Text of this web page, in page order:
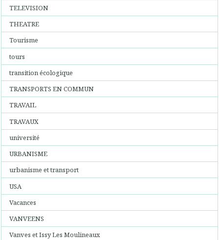
TELEVISION
THEATRE
Tourisme
tours
transition écologique
TRANSPORTS EN COMMUN
TRAVAIL
TRAVAUX
université
URBANISME
urbanisme et transport
USA
Vacances
VANVEENS
Vanves et Issy Les Moulineaux